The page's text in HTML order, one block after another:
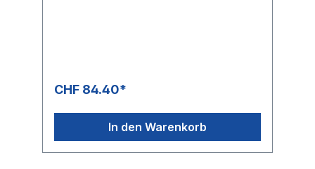
CHF 84.40*
In den Warenkorb